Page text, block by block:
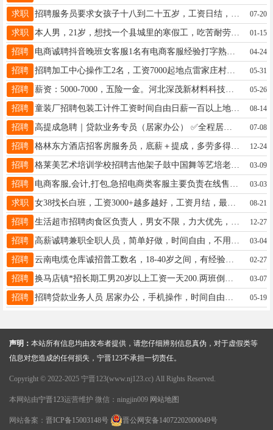
求职 07-20
求职 本人男，21岁，想找一个县城里的寒假工，吃苦耐劳有责任心，电话13131976807 01-15
招聘 电商诚聘抖音晚班女客服1名有电商客服经验打字熟练。库房打包1名会电脑会打单子薪资面议要求女联系电话 17631973092 04-24
招聘 招聘加工中心操作工2名，工资7000起地点雷家庄村东，电话19303397774 05-31
招聘 薪资：5000-7000，五险一金。河北深茂新材料科技有限公司（三川化工）诚聘：化验员；要求：大专以上学历，化工相关专业，有相关经验者优先，5月4日正式培训。咨询电话19913003191 05-26
招聘 童装厂招聘包装工计件工资时间自由日薪一百以上地址南塔庄17803393626 08-14
招聘 高提成急聘｜贷款业务专员（居家办公） ✅全程居家办公，无需坐班，手机操作即可 纯高提成模式，无底薪，提成业内顶尖！ 电话15003192127同微 07-08
招聘 格林东方酒店招客房服务员，底薪＋提成，多劳多得，联系电话：18733902037 12-24
招聘 格莱美艺术培训学校招聘吉他架子鼓中国舞等艺培老师，副店长一名要求热爱工作性格开朗活泼，工资+提成+奖金+公休，紫金名苑西门17731924342 03-09
招聘 03-03
求职 女38找长白班，工资3000+越多越好，工资月结，最好有公休的。电话微信同号15833605086（不是招工的勿扰） 08-21
招聘 12-27
招聘 03-04
招聘 云南电缆仓库诚招普工数名，18-40岁之间，有经验者优先，有意者联系17034443777 02-27
招聘 03-07
招聘 05-19
声明： 本站所有信息均由发布者提供，请您仔细辨别信息真伪，对于虚假类等
信息对您造成的任何损失，宁晋123不承担一切责任。
Copyright © 2022-2025 宁晋123(www.nj123.cc) All Rights Reserved.
本网站由宁晋123运营维护 微信：ningjin009 网站地图
网站备案： 晋ICP备15003148号 晋公网安备14072202000049号